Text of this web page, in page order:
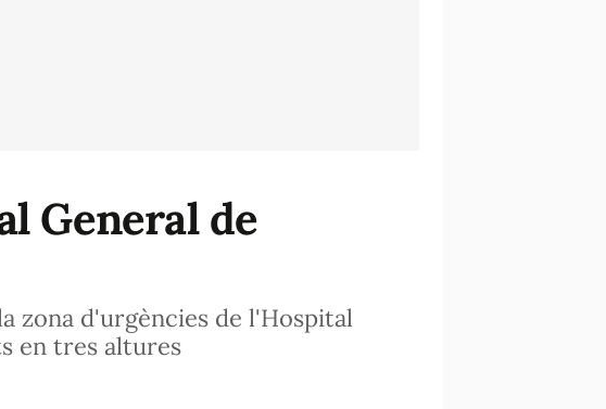
General de
zona d'urgències de l'Hospital
en tres altures